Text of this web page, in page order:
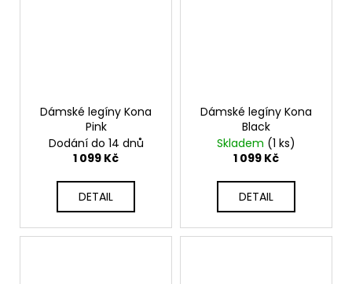
Dámské legíny Kona
Pink
Dodání do 14 dnů
1 099 Kč
DETAIL
Dámské legíny Kona
Black
Skladem (1 ks)
1 099 Kč
DETAIL